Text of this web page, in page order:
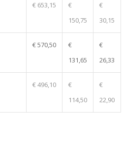
€ 653,15
€
150,75
€
30,15
€ 570,50
€
131,65
€
26,33
€ 496,10
€
114,50
€
22,90